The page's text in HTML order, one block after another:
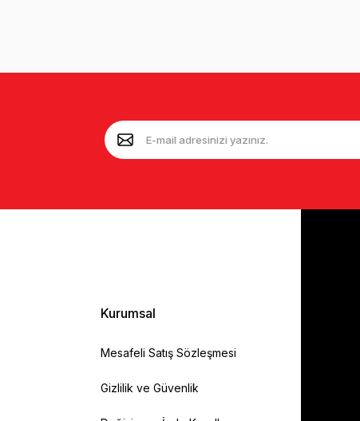
Kurumsal
Mesafeli Satış Sözleşmesi
Gizlilik ve Güvenlik